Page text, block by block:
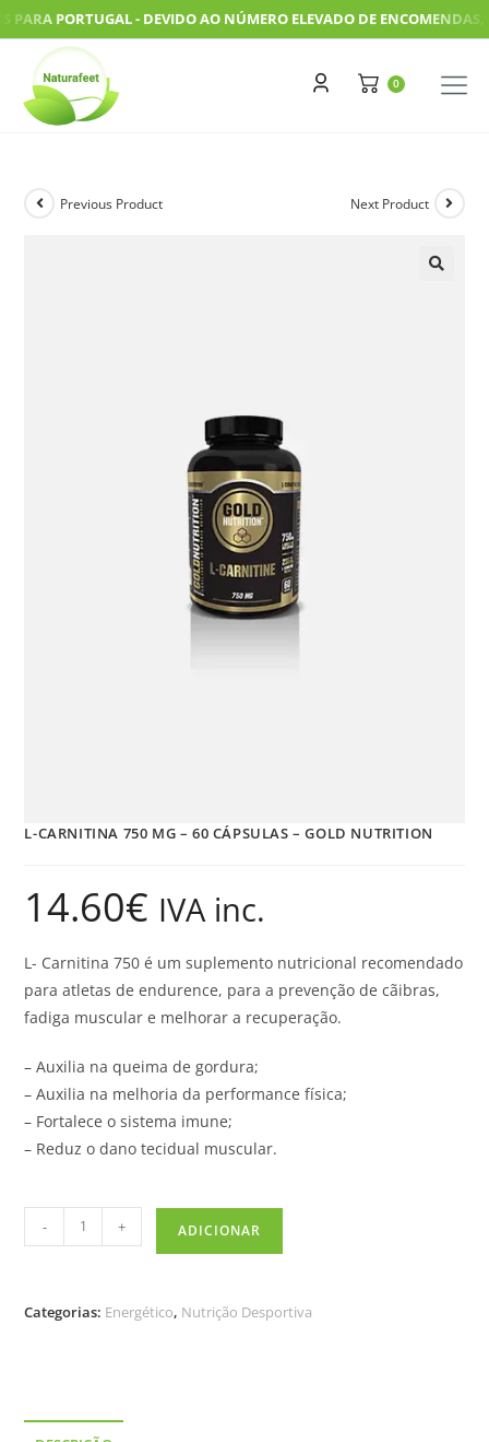
PORTUGAL - DEVIDO AO NÚMERO ELEVADO DE ENCOMENDAS, AS
Previous Product Next Product
L-CARNITINA 750 MG – 60 CÁPSULAS – GOLD NUTRITION
14.60€ IVA inc.
L- Carnitina 750 é um suplemento nutricional recomendado
para atletas de endurence, para a prevenção de cãibras,
fadiga muscular e melhorar a recuperação.
– Auxilia na queima de gordura;
– Auxilia na melhoria da performance física;
– Fortalece o sistema imune;
– Reduz o dano tecidual muscular.
- + ADICIONAR
Categorias: Energético, Nutrição Desportiva